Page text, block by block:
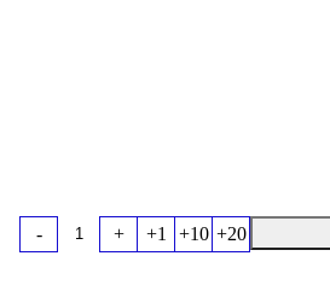
- + +1 +10 +20